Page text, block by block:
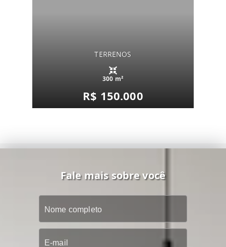
TERRENOS
300 m²
R$ 150.000
Fale mais sobre você